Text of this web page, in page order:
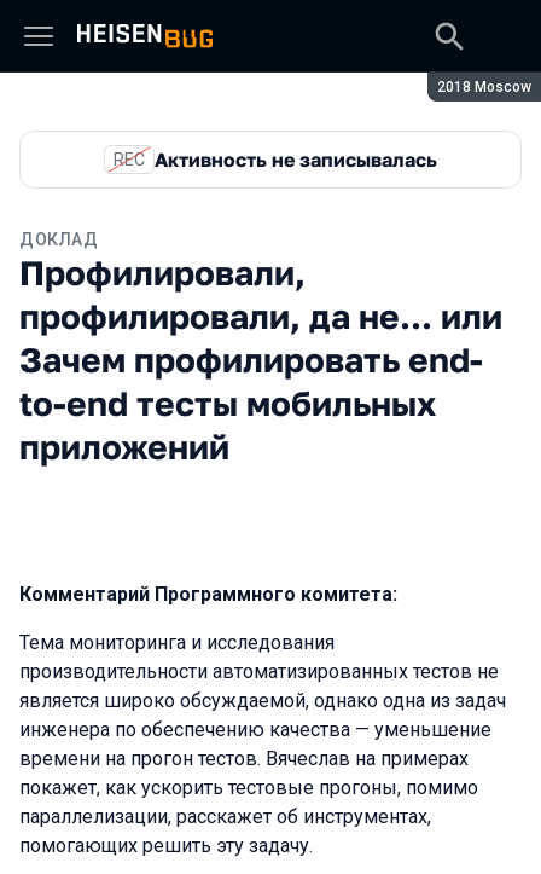
Сезон:
2018 Moscow
REC Активность не записывалась
ДОКЛАД
Профилировали,
профилировали, да нe... или
Зачем профилировать end-
to-end тесты мобильных
приложений
Комментарий Программного комитета:
Тема мониторинга и исследования
производительности автоматизированных тестов не
является широко обсуждаемой, однако одна из задач
инженера по обеспечению качества — уменьшение
времени на прогон тестов. Вячеслав на примерах
покажет, как ускорить тестовые прогоны, помимо
параллелизации, расскажет об инструментах,
помогающих решить эту задачу.